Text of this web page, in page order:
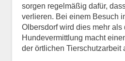
sorgen regelmäßig dafür,
verlieren. Bei einem Besuch
Olbersdorf wird dies mehr
Hundevermittlung macht
der örtlichen Tierschutzarbeit